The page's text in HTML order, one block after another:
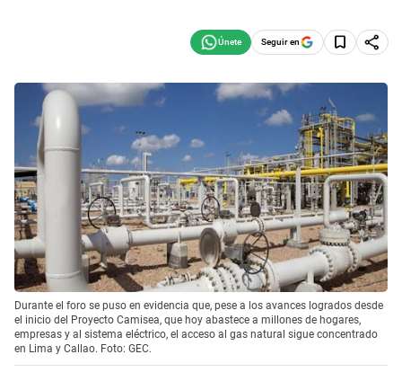
Seguir en
Durante el foro se puso en evidencia que, pese a los avances logrados desde
el inicio del Proyecto Camisea, que hoy abastece a millones de hogares,
empresas y al sistema eléctrico, el acceso al gas natural sigue concentrado
en Lima y Callao. Foto: GEC.